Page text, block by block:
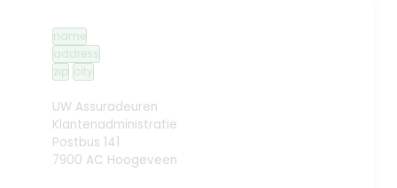
name
address
zip city
UW Assuradeuren
Klantenadministratie
Postbus 141
7900 AC Hoogeveen